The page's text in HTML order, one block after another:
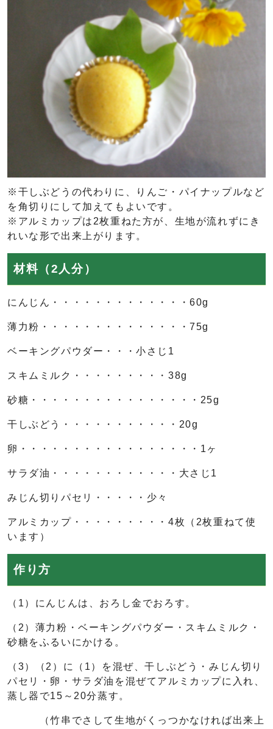
※干しぶどうの代わりに、りんご・パイナップルなど
を角切りにして加えてもよいです。
※アルミカップは2枚重ねた方が、生地が流れずにき
れいな形で出来上がります。
材料（2人分）
にんじん・・・・・・・・・・・・・60g
薄力粉・・・・・・・・・・・・・・75g
ベーキングパウダー・・・小さじ1
スキムミルク・・・・・・・・・38g
砂糖・・・・・・・・・・・・・・・・25g
干しぶどう・・・・・・・・・・・20g
卵・・・・・・・・・・・・・・・・・1ヶ
サラダ油・・・・・・・・・・・・大さじ1
みじん切りパセリ・・・・・少々
アルミカップ・・・・・・・・・4枚（2枚重ねて使
います）
作り方
（1）にんじんは、おろし金でおろす。
（2）薄力粉・ベーキングパウダー・スキムミルク・
砂糖をふるいにかける。
（3）（2）に（1）を混ぜ、干しぶどう・みじん切り
パセリ・卵・サラダ油を混ぜてアルミカップに入れ、
蒸し器で15～20分蒸す。
（竹串でさして生地がくっつかなければ出来上